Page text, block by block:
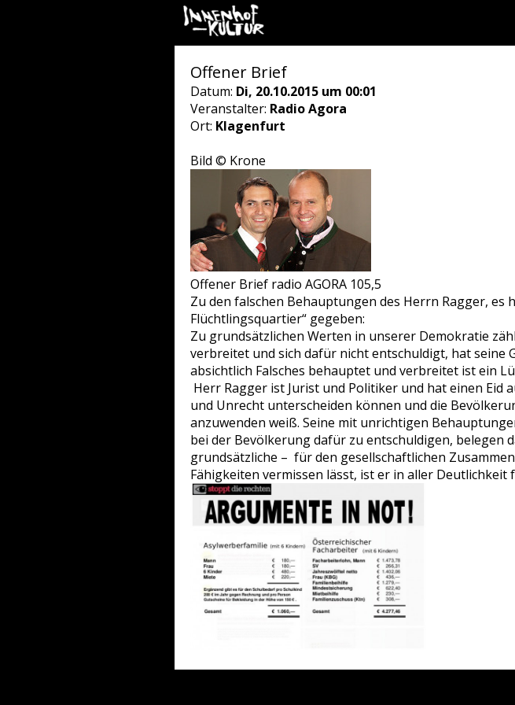
Offener Brief
Datum: Di, 20.10.2015 um 00:01
Veranstalter: Radio Agora
Ort: Klagenfurt
Bild © Krone
Offener Brief radio AGORA 105,5
Zu den falschen Behauptungen des Herrn Ragger, es
Flüchtlingsquartier“ gegeben:
Zu grundsätzlichen Werten in unserer Demokratie
verbreitet und sich dafür nicht entschuldigt, hat
absichtlich Falsches behauptet und verbreitet ist ein
Herr Ragger ist Jurist und Politiker und hat einen Eid
und Unrecht unterscheiden können und die
anzuwenden weiß. Seine mit unrichtigen
bei der Bevölkerung dafür zu entschuldigen, belegen
grundsätzliche – für den gesellschaftlichen
Fähigkeiten vermissen lässt, ist er in aller Deutlichkeit